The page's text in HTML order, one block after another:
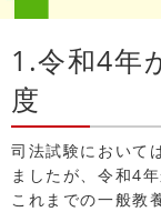
1.令和4年
度
司法試験において
ましたが、令和4
これまでの一般教